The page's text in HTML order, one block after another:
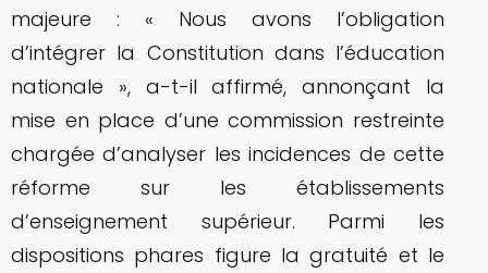
majeure : « Nous avons l’obligation
d’intégrer la Constitution dans l’éducation
nationale », a-t-il affirmé, annonçant la
mise en place d’une commission restreinte
chargée d’analyser les incidences de cette
réforme sur les établissements
d’enseignement supérieur. Parmi les
dispositions phares figure la gratuité et le